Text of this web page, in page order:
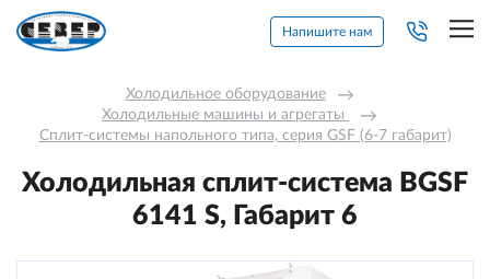
Напишите нам
Холодильное оборудование →
Холодильные машины и агрегаты →
Сплит-системы напольного типа, серия GSF (6-7 габарит)
Холодильная сплит-система BGSF
6141 S, Габарит 6